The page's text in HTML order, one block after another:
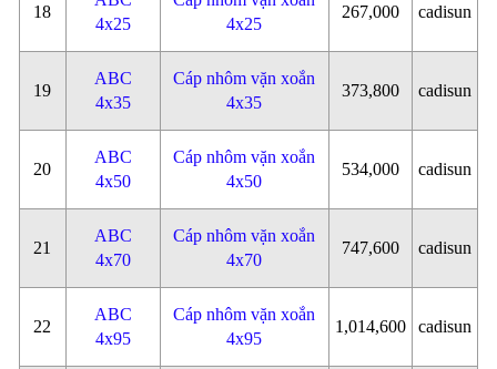
18
4x25
4x25
267,000 cadisun
19
ABC
4x35
Cáp nhôm vặn xoắn
4x35
373,800 cadisun
20
ABC
4x50
Cáp nhôm vặn xoắn
4x50
534,000 cadisun
21
ABC
4x70
Cáp nhôm vặn xoắn
4x70
747,600 cadisun
22
ABC
4x95
Cáp nhôm vặn xoắn
4x95
1,014,600 cadisun